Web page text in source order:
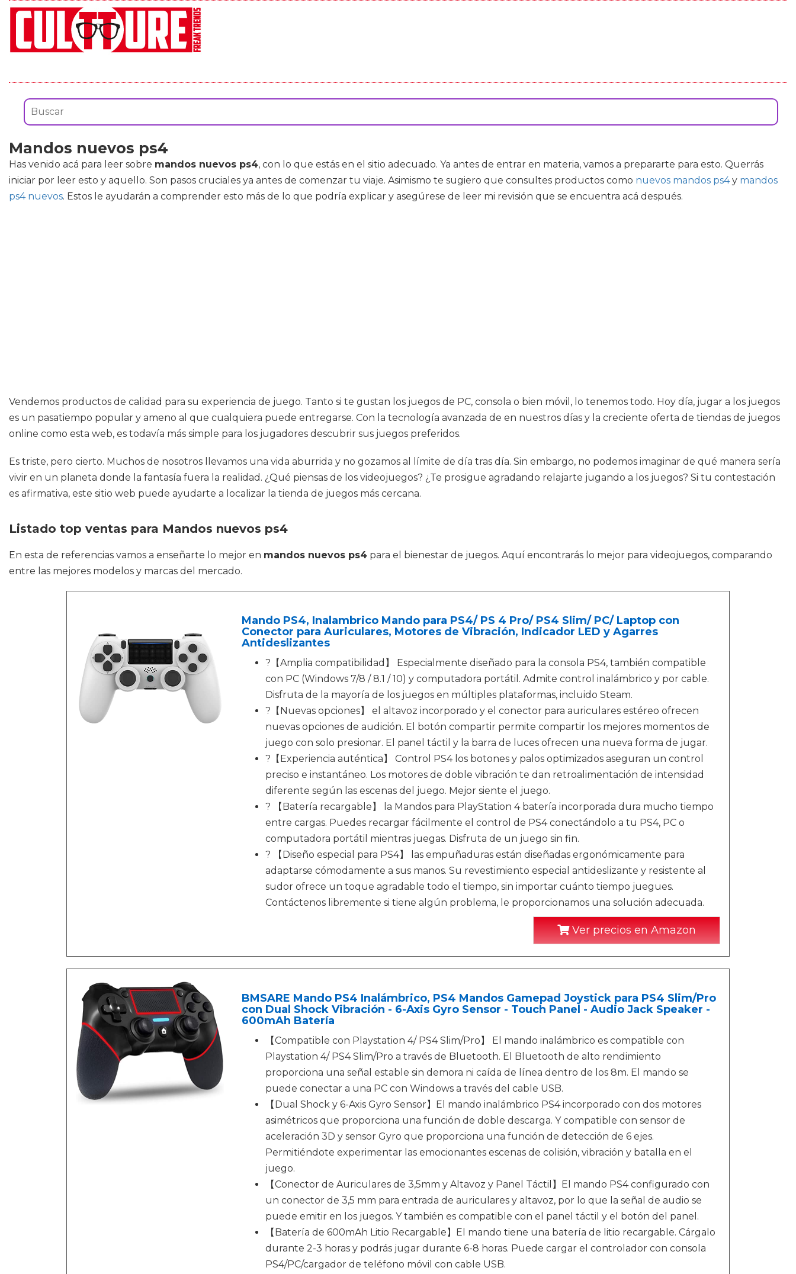
Mandos nuevos ps4
Has venido acá para leer sobre mandos nuevos ps4, con lo que estás en el sitio adecuado. Ya antes de entrar en materia, vamos a prepararte para esto. Querrás
iniciar por leer esto y aquello. Son pasos cruciales ya antes de comenzar tu viaje. Asimismo te sugiero que consultes productos como nuevos mandos ps4y mandos
ps4 nuevos. Estos le ayudarán a comprender esto más de lo que podría explicar y asegúrese de leer mi revisión que se encuentra acá después.
Vendemos productos de calidad para su experiencia de juego. Tanto si te gustan los juegos de PC, consola o bien móvil, lo tenemos todo. Hoy día, jugar a los juegos
es un pasatiempo popular y ameno al que cualquiera puede entregarse. Con la tecnología avanzada de en nuestros días y la creciente oferta de tiendas de juegos
online como esta web, es todavía más simple para los jugadores descubrir sus juegos preferidos.
Es triste, pero cierto. Muchos de nosotros llevamos una vida aburrida y no gozamos al límite de día tras día. Sin embargo, no podemos imaginar de qué manera sería
vivir en un planeta donde la fantasía fuera la realidad. ¿Qué piensas de los videojuegos? ¿Te prosigue agradando relajarte jugando a los juegos? Si tu contestación
es afirmativa, este sitio web puede ayudarte a localizar la tienda de juegos más cercana.
Listado top ventas para Mandos nuevos ps4
En esta de referencias vamos a enseñarte lo mejor en mandos nuevos ps4 para el bienestar de juegos. Aquí encontrarás lo mejor para videojuegos, comparando
entre las mejores modelos y marcas del mercado.
Mando PS4, Inalambrico Mando para PS4/ PS 4 Pro/ PS4 Slim/ PC/ Laptop con
Conector para Auriculares, Motores de Vibración, Indicador LED y Agarres
Antideslizantes
?【Amplia compatibilidad】 Especialmente diseñado para la consola PS4, también compatible
con PC (Windows 7/8 / 8.1 / 10) y computadora portátil. Admite control inalámbrico y por cable.
Disfruta de la mayoría de los juegos en múltiples plataformas, incluido Steam.
?【Nuevas opciones】 el altavoz incorporado y el conector para auriculares estéreo ofrecen
nuevas opciones de audición. El botón compartir permite compartir los mejores momentos de
juego con solo presionar. El panel táctil y la barra de luces ofrecen una nueva forma de jugar.
?【Experiencia auténtica】 Control PS4 los botones y palos optimizados aseguran un control
preciso e instantáneo. Los motores de doble vibración te dan retroalimentación de intensidad
diferente según las escenas del juego. Mejor siente el juego.
? 【Batería recargable】 la Mandos para PlayStation 4 batería incorporada dura mucho tiempo
entre cargas. Puedes recargar fácilmente el control de PS4 conectándolo a tu PS4, PC o
computadora portátil mientras juegas. Disfruta de un juego sin fin.
? 【Diseño especial para PS4】 las empuñaduras están diseñadas ergonómicamente para
adaptarse cómodamente a sus manos. Su revestimiento especial antideslizante y resistente al
sudor ofrece un toque agradable todo el tiempo, sin importar cuánto tiempo juegues.
Contáctenos libremente si tiene algún problema, le proporcionamos una solución adecuada.
Ver precios en Amazon
BMSARE Mando PS4 Inalámbrico, PS4 Mandos Gamepad Joystick para PS4 Slim/Pro
con Dual Shock Vibración - 6-Axis Gyro Sensor - Touch Panel - Audio Jack Speaker -
600mAh Batería
【Compatible con Playstation 4/ PS4 Slim/Pro】 El mando inalámbrico es compatible con
Playstation 4/ PS4 Slim/Pro a través de Bluetooth. El Bluetooth de alto rendimiento
proporciona una señal estable sin demora ni caída de línea dentro de los 8m. El mando se
puede conectar a una PC con Windows a través del cable USB.
【Dual Shock y 6-Axis Gyro Sensor】El mando inalámbrico PS4 incorporado con dos motores
asimétricos que proporciona una función de doble descarga. Y compatible con sensor de
aceleración 3D y sensor Gyro que proporciona una función de detección de 6 ejes.
Permitiéndote experimentar las emocionantes escenas de colisión, vibración y batalla en el
juego.
【Conector de Auriculares de 3,5mm y Altavoz y Panel Táctil】El mando PS4 configurado con
un conector de 3,5 mm para entrada de auriculares y altavoz, por lo que la señal de audio se
puede emitir en los juegos. Y también es compatible con el panel táctil y el botón del panel.
【Batería de 600mAh Litio Recargable】El mando tiene una batería de litio recargable. Cárgalo
durante 2-3 horas y podrás jugar durante 6-8 horas. Puede cargar el controlador con consola
PS4/PC/cargador de teléfono móvil con cable USB.